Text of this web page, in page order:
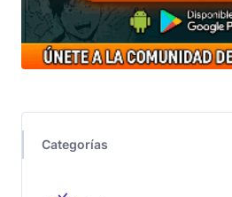
Categorías